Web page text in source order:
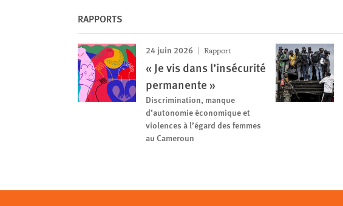
RAPPORTS
24 juin 2026 Rapport
« Je vis dans l’insécurité
permanente »
Discrimination, manque
d’autonomie économique et
violences à l’égard des femmes
au Cameroun